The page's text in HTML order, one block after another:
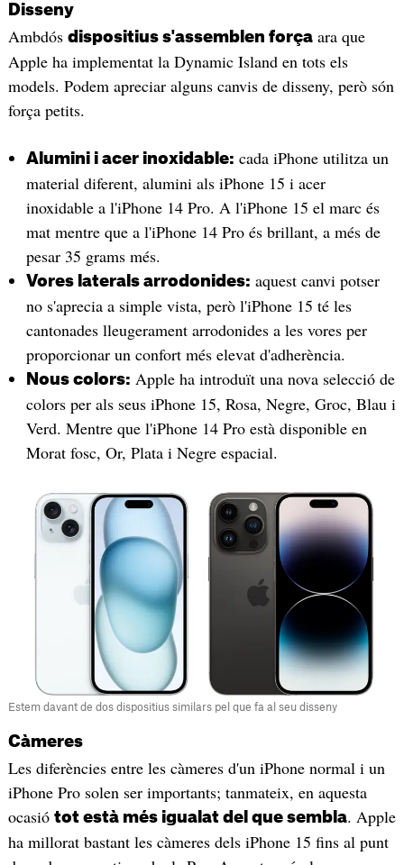
Disseny
Ambdós dispositius s'assemblen forçaara que
Apple ha implementat la Dynamic Island en tots els
models. Podem apreciar alguns canvis de disseny, però són
força petits.
Alumini i acer inoxidable: cada iPhone utilitza un
material diferent, alumini als iPhone 15 i acer
inoxidable a l'iPhone 14 Pro. A l'iPhone 15 el marc és
mat mentre que a l'iPhone 14 Pro és brillant, a més de
pesar 35 grams més.
Vores laterals arrodonides: aquest canvi potser
no s'aprecia a simple vista, però l'iPhone 15 té les
cantonades lleugerament arrodonides a les vores per
proporcionar un confort més elevat d'adherència.
Nous colors: Apple ha introduït una nova selecció de
colors per als seus iPhone 15, Rosa, Negre, Groc, Blau i
Verd. Mentre que l'iPhone 14 Pro està disponible en
Morat fosc, Or, Plata i Negre espacial.
Estem davant de dos dispositius similars pel que fa al seu disseny
Càmeres
Les diferències entre les càmeres d'un iPhone normal i un
iPhone Pro solen ser importants; tanmateix, en aquesta
ocasió tot està més igualat del que sembla. Apple
ha millorat bastant les càmeres dels iPhone 15 fins al punt